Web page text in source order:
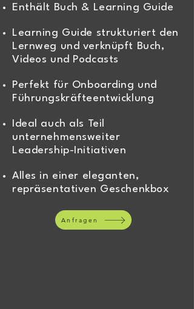
Enthält Buch & Learning Guide
Learning Guide strukturiert den
Lernweg und verknüpft Buch,
Videos und Podcasts
Perfekt für Onboarding und
Führungskräfteentwicklung
Ideal auch als Teil
unternehmensweiter
Leadership-Initiativen
Alles in einer eleganten,
repräsentativen Geschenkbox
Anfragen